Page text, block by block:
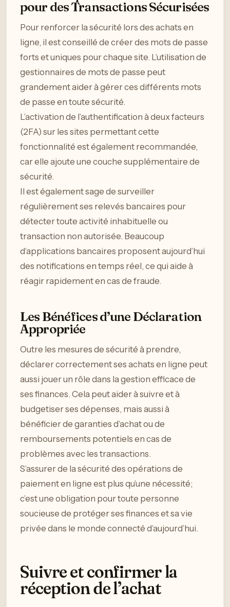
pour des Transactions Sécurisées
Pour renforcer la sécurité lors des achats en
ligne, il est conseillé de créer des mots de passe
forts et uniques pour chaque site. L’utilisation de
gestionnaires de mots de passe peut
grandement aider à gérer ces différents mots
de passe en toute sécurité.
L’activation de l’authentification à deux facteurs
(2FA) sur les sites permettant cette
fonctionnalité est également recommandée,
car elle ajoute une couche supplémentaire de
sécurité.
Il est également sage de surveiller
régulièrement ses relevés bancaires pour
détecter toute activité inhabituelle ou
transaction non autorisée. Beaucoup
d’applications bancaires proposent aujourd’hui
des notifications en temps réel, ce qui aide à
réagir rapidement en cas de fraude.
Les Bénéfices d’une Déclaration
Appropriée
Outre les mesures de sécurité à prendre,
déclarer correctement ses achats en ligne peut
aussi jouer un rôle dans la gestion efficace de
ses finances. Cela peut aider à suivre et à
budgetiser ses dépenses, mais aussi à
bénéficier de garanties d’achat ou de
remboursements potentiels en cas de
problèmes avec les transactions.
S’assurer de la sécurité des opérations de
paiement en ligne est plus qu’une nécessité;
c’est une obligation pour toute personne
soucieuse de protéger ses finances et sa vie
privée dans le monde connecté d’aujourd’hui.
Suivre et confirmer la
réception de l’achat